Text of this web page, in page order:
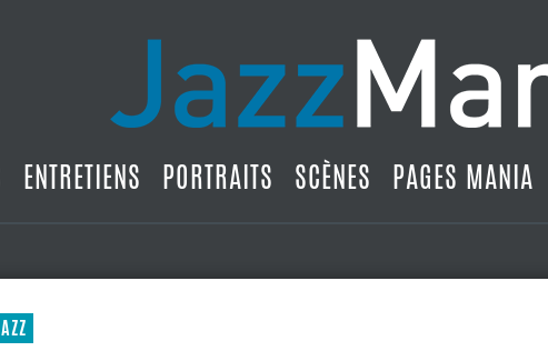
ENTRETIENS PORTRAITS SCÈNES PAGES MANIA